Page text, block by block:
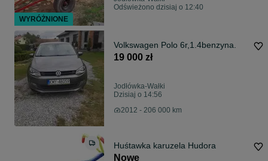
Odświeżono dzisiaj o 12:40
Volkswagen Polo 6r,1.4benzyna.
19 000 zł
Jodłówka-Wałki
Dzisiaj o 14:56
2012 - 206 000 km
Huśtawka karuzela Hudora
Nowe
WYRÓŻNIONE